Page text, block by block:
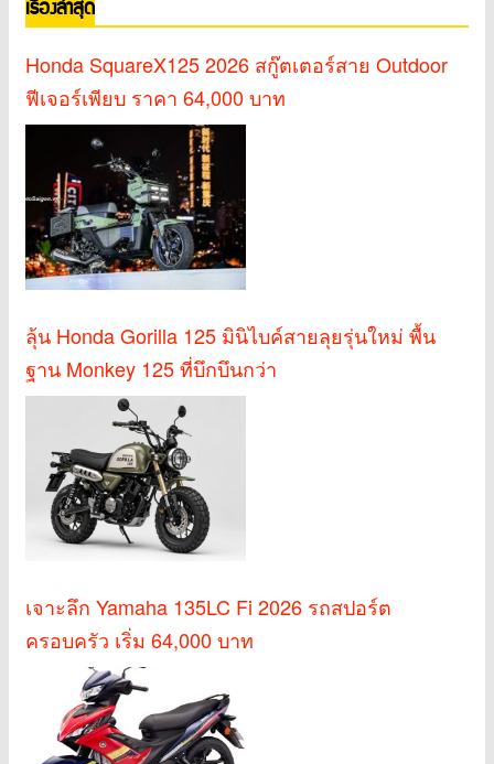
เรื่องล่าสุด
Honda SquareX125 2026 สกู๊ตเตอร์สาย Outdoor
ฟีเจอร์เพียบ ราคา 64,000 บาท
ลุ้น Honda Gorilla 125 มินิไบค์สายลุยรุ่นใหม่ พื้น
ฐาน Monkey 125 ที่บึกบึนกว่า
เจาะลึก Yamaha 135LC Fi 2026 รถสปอร์ต
ครอบครัว เริ่ม 64,000 บาท